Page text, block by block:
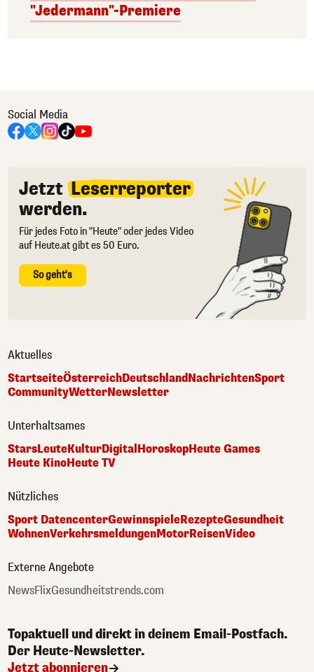
"Jedermann"-Premiere
Social Media
Jetzt Leserreporter
werden.
Für jedes Foto in "Heute" oder jedes Video
auf Heute.at gibt es 50 Euro.
So geht's
Aktuelles
StartseiteÖsterreichDeutschlandNachrichtenSport
CommunityWetterNewsletter
Unterhaltsames
StarsLeuteKulturDigital HoroskopHeute Games
Heute KinoHeute TV
Nützliches
Sport DatencenterGewinnspieleRezepteGesundheit
WohnenVerkehrsmeldungenMotorReisenVideo
Externe Angebote
NewsFlixGesundheitstrends.com
Topaktuell und direkt in deinem Email-Postfach.
Der Heute-Newsletter.
Jetzt abonnieren